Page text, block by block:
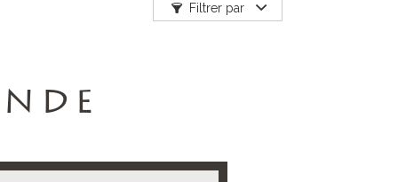
Filtrer par